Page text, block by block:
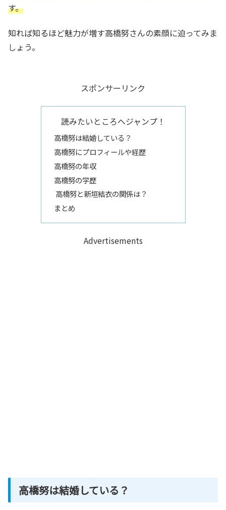
す。
知れば知るほど魅力が増す高橋努さんの素顔に迫ってみま
しょう。
スポンサーリンク
読みたいところへジャンプ！
高橋努は結婚している？
高橋努にプロフィールや経歴
高橋努の年収
高橋努の学歴
高橋努と新垣結衣の関係は？
まとめ
Advertisements
高橋努は結婚している？